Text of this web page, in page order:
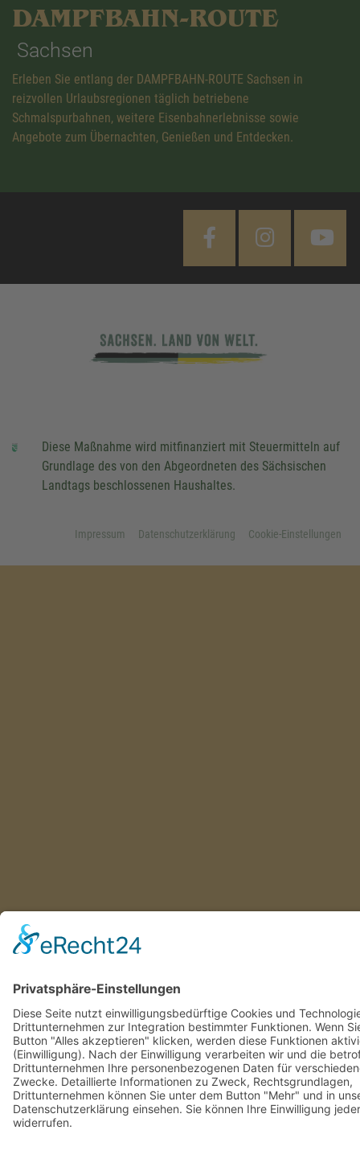
DAMPFBAHN-ROUTE
Sachsen
Erleben Sie entlang der DAMPFBAHN-ROUTE Sachsen in
reizvollen Urlaubsregionen täglich betriebene
Schmalspurbahnen, weitere Eisenbahnerlebnisse sowie
Angebote zum Übernachten, Genießen und Entdecken.
Diese Maßnahme wird mitfinanziert mit Steuermitteln auf
Grundlage des von den Abgeordneten des Sächsischen
Landtags beschlossenen Haushaltes.
Impressum Datenschutzerklärung Cookie-Einstellungen